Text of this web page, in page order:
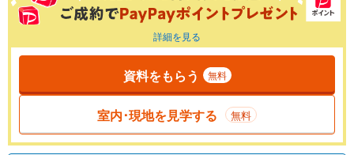
詳細を見る
資料をもらう 無料
室内･現地を見学する 無料